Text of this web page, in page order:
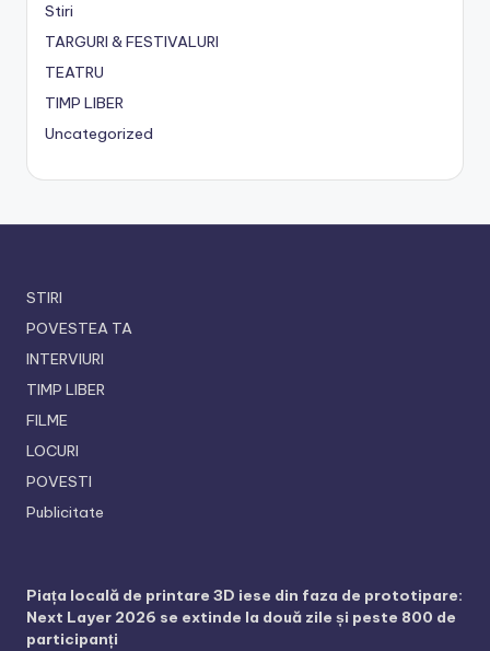
Stiri
TARGURI & FESTIVALURI
TEATRU
TIMP LIBER
Uncategorized
STIRI
POVESTEA TA
INTERVIURI
TIMP LIBER
FILME
LOCURI
POVESTI
Publicitate
Piața locală de printare 3D iese din faza de prototipare:
Next Layer 2026 se extinde la două zile și peste 800 de
participanți